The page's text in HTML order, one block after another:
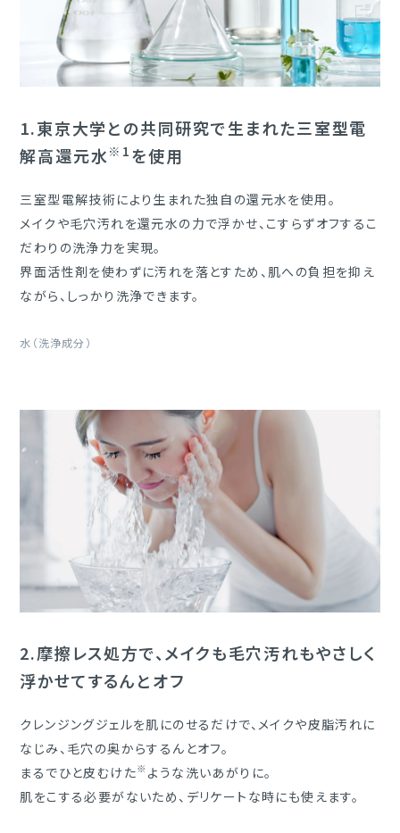
1.東京大学との共同研究で生まれた三室型電
解高還元水※1 を使用
三室型電解技術により生まれた独自の還元水を使用。
メイクや毛穴汚れを還元水の力で浮かせ、こすらずオフするこ
だわりの洗浄力を実現。
界面活性剤を使わずに汚れを落とすため、肌への負担を抑え
ながら、しっかり洗浄できます。
水（洗浄成分）
2.摩擦レス処方で、メイクも毛穴汚れもやさしく
浮かせてするんとオフ
クレンジングジェルを肌にのせるだけで、メイクや皮脂汚れに
なじみ、毛穴の奥からするんとオフ。
まるでひと皮むけた※ ような洗いあがりに。
肌をこする必要がないため、デリケートな時にも使えます。